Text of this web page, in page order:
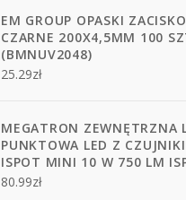
EM GROUP OPASKI
CZARNE 200X4,5MM 100
(BMNUV2048)
25.29zł
MEGATRON ZEWNĘTRZNA
PUNKTOWA LED Z
ISPOT MINI 10 W 750 LM
80.99zł